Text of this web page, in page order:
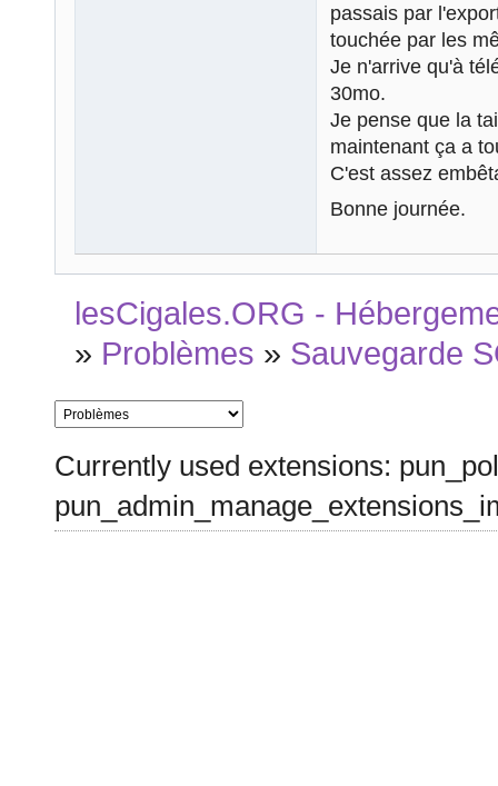
passais par
touchée par les
Je n'arrive qu'à
30mo.
Je pense que la
maintenant ça a
C'est assez
Bonne journée.
lesCigales.ORG -
» Problèmes » Sauvegarde
Currently used extensions: